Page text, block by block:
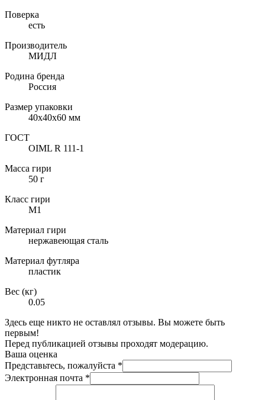
Поверка
есть
Производитель
МИДЛ
Родина бренда
Россия
Размер упаковки
40х40х60 мм
ГОСТ
OIML R 111-1
Масса гири
50 г
Класс гири
М1
Материал гири
нержавеющая сталь
Материал футляра
пластик
Вес (кг)
0.05
Здесь еще никто не оставлял отзывы. Вы можете быть
первым!
Перед публикацией отзывы проходят модерацию.
Ваша оценка
Представьтесь, пожалуйста *
Электронная почта *